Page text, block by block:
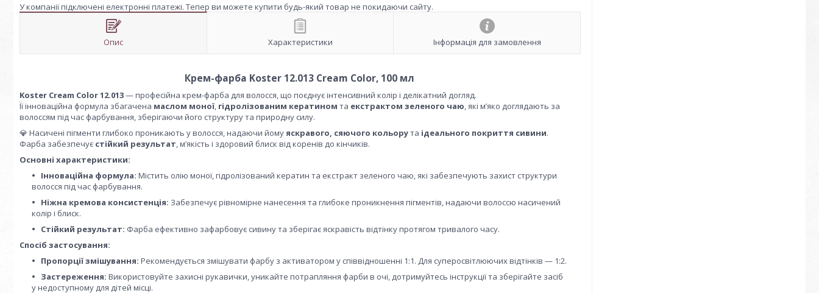
У компанії підключені електронні платежі. Тепер ви можете купити будь-який товар не покидаючи сайту.
Опис Характеристики Інформація для замовлення
Крем-фарба Koster 12.013 Cream Color, 100 мл
Koster Cream Color 12.013— професійна крем-фарба для волосся, що поєднує інтенсивний колір і делікатний догляд.
Її інноваційна формула збагачена маслом моної, гідролізованим кератином та екстрактом зеленого чаю, які м’яко доглядають за
волоссям під час фарбування, зберігаючи його структуру та природну силу.
💎 Насичені пігменти глибоко проникають у волосся, надаючи йомуяскравого, сяючого кольорута ідеального покриття сивини.
Фарба забезпечує стійкий результат, м’якість і здоровий блиск від коренів до кінчиків.
Основні характеристики:
Інноваційна формула: Містить олію моної, гідролізований кератин та екстракт зеленого чаю, які забезпечують захист структури
волосся під час фарбування.
Ніжна кремова консистенція: Забезпечує рівномірне нанесення та глибоке проникнення пігментів, надаючи волоссю насичений
колір і блиск.
Стійкий результат: Фарба ефективно зафарбовує сивину та зберігає яскравість відтінку протягом тривалого часу.
Спосіб застосування:
Пропорції змішування: Рекомендується змішувати фарбу з активатором у співвідношенні 1:1. Для суперосвітлюючих відтінків — 1:2.
Застереження: Використовуйте захисні рукавички, уникайте потрапляння фарби в очі, дотримуйтесь інструкції та зберігайте засіб
у недоступному для дітей місці.